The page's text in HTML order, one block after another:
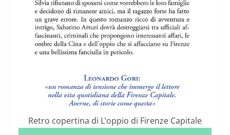
Retro copertina di L’oppio di Firenze Capitale